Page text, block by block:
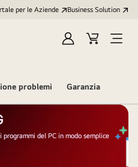
per le Aziende Business Solution
AccediCart
Open
problemi Garanzia
del PC in modo semplice